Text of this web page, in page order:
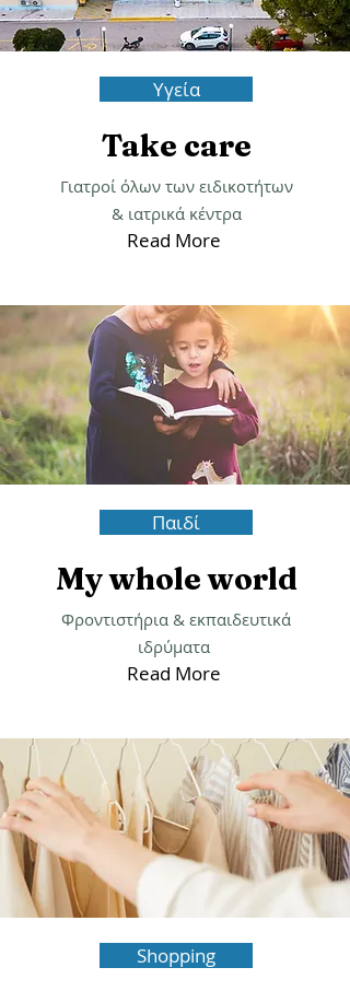
Υγεία
Take care
Γιατροί όλων των ειδικοτήτων
& ιατρικά κέντρα
Read More
Παιδί
My whole world
Φροντιστήρια & εκπαιδευτικά
ιδρύματα
Read More
Shopping